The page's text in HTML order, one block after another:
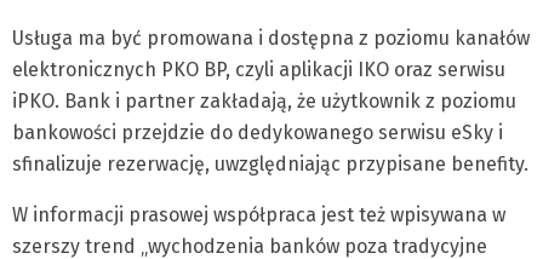
Usługa ma być promowana i dostępna z poziomu kanałów
elektronicznych PKO BP, czyli aplikacji IKO oraz serwisu
iPKO. Bank i partner zakładają, że użytkownik z poziomu
bankowości przejdzie do dedykowanego serwisu eSky i
sfinalizuje rezerwację, uwzględniając przypisane benefity.
W informacji prasowej współpraca jest też wpisywana w
szerszy trend „wychodzenia banków poza tradycyjne